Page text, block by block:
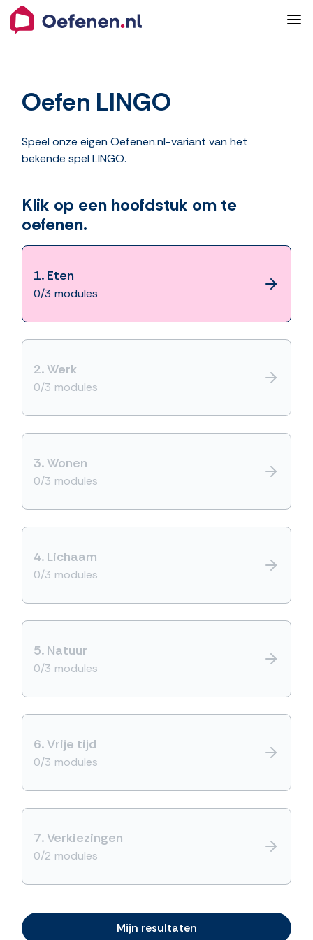
Oefen LINGO
Speel onze eigen Oefenen.nl-variant van het
bekende spel LINGO.
Klik op een hoofdstuk om te
oefenen.
1. Eten
0/3 modules
2.Werk
0/3 modules
3.Wonen
0/3 modules
4. Lichaam
0/3 modules
5. Natuur
0/3 modules
6.Vrije tijd
0/3 modules
7.Verkiezingen
0/2 modules
Mijn resultaten